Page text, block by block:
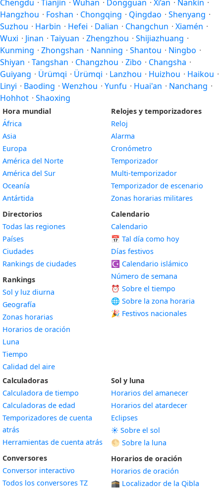
Chengdu · Tianjin · Wuhan · Dongguan · Xi’an · Nankín ·
Hangzhou · Foshan · Chongqing · Qingdao · Shenyang ·
Suzhou · Harbin · Hefei · Dalian · Changchun · Xiamén ·
Wuxi · Jinan · Taiyuan · Zhengzhou · Shijiazhuang ·
Kunming · Zhongshan · Nanning · Shantou · Ningbo ·
Shiyan · Tangshan · Changzhou · Zibo · Changsha ·
Guiyang · Ürümqi · Ürümqi · Lanzhou · Huizhou · Haikou ·
Linyi · Baoding · Wenzhou · Yunfu · Huai'an · Nanchang ·
Hohhot · Shaoxing
Hora mundial
África
Asia
Europa
América del Norte
América del Sur
Oceanía
Antártida
Directorios
Todas las regiones
Países
Ciudades
Rankings de ciudades
Rankings
Sol y luz diurna
Geografía
Zonas horarias
Horarios de oración
Luna
Tiempo
Calidad del aire
Relojes y temporizadores
Reloj
Alarma
Cronómetro
Temporizador
Multi-temporizador
Temporizador de escenario
Zonas horarias militares
Calendario
Calendario
📅 Tal día como hoy
Días festivos
☪️ Calendario islámico
Número de semana
⏰ Sobre el tiempo
🌐 Sobre la zona horaria
🎉 Festivos nacionales
Calculadoras
Calculadora de tiempo
Calculadoras de edad
Temporizadores de cuenta
atrás
Herramientas de cuenta atrás
Conversores
Conversor interactivo
Todos los conversores TZ
Sol y luna
Horarios del amanecer
Horarios del atardecer
Eclipses
☀️ Sobre el sol
🌕 Sobre la luna
Horarios de oración
Horarios de oración
🕋 Localizador de la Qibla